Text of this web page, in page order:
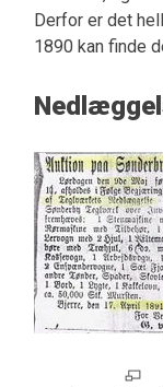
Derfor er det
1890 kan finde